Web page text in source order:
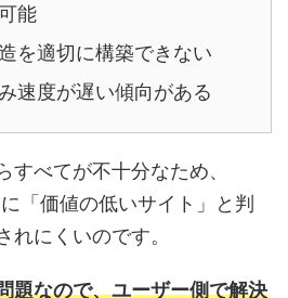
能
を適切に構築できない
速度が遅い傾向がある
べてが不十分なため、
「価値の低いサイト」と判
れにくいのです。
題なので、ユーザー側で解決